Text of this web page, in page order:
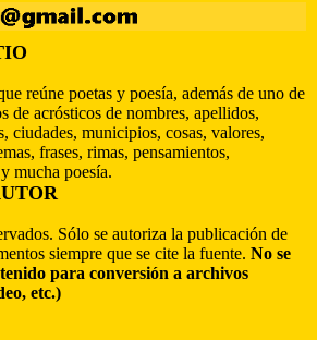
reúne poetas y poesía, además de uno de
de acrósticos de nombres, apellidos,
ciudades, municipios, cosas, valores,
frases, rimas, pensamientos,
mucha poesía.
Sólo se autoriza la publicación de
siempre que se cite la fuente. No se
para conversión a archivos
etc.)